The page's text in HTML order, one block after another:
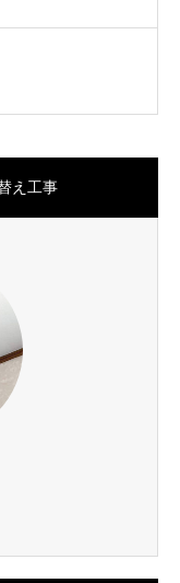
え工事